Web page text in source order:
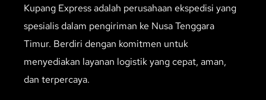
Kupang Express adalah perusahaan ekspedisi yang
spesialis dalam pengiriman ke Nusa Tenggara
Timur. Berdiri dengan komitmen untuk
menyediakan layanan logistik yang cepat, aman,
dan terpercaya.